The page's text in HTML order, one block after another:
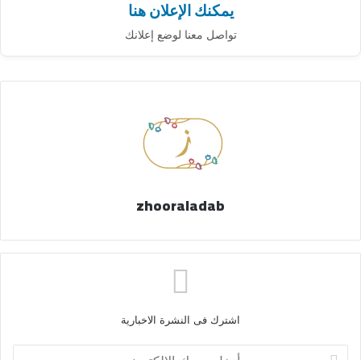
يمكنك الإعلان هنا
تواصل معنا لوضع إعلانك
zhooraladab
اشترك فى النشرة الاخبارية